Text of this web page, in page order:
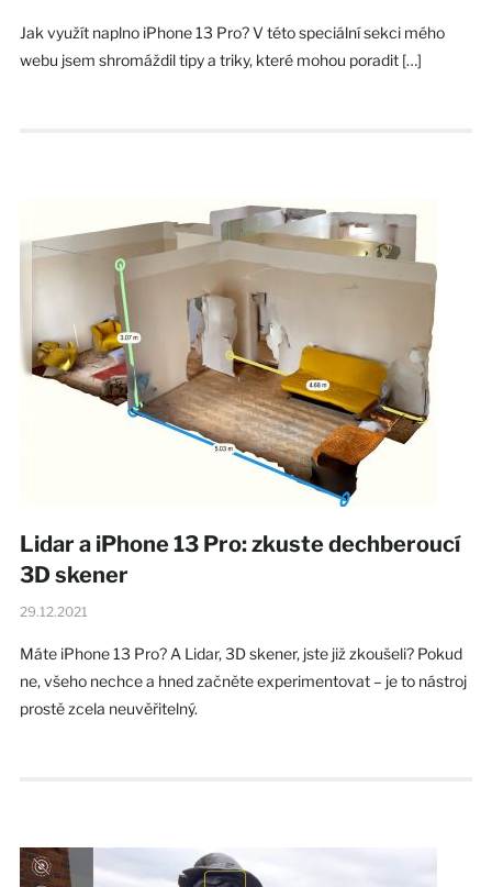
Jak využít naplno iPhone 13 Pro? V této speciální sekci mého
webu jsem shromáždil tipy a triky, které mohou poradit […]
Lidar a iPhone 13 Pro: zkuste dechberoucí
3D skener
29.12.2021
Máte iPhone 13 Pro? A Lidar, 3D skener, jste již zkoušeli? Pokud
ne, všeho nechce a hned začněte experimentovat – je to nástroj
prostě zcela neuvěřitelný.